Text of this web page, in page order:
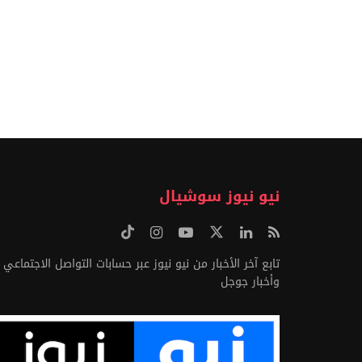
نيو نيوز سوشيال
تابع آخر الأخبار من نيو نيوز عبر حسابات التواصل الاجتماعي
وأخبار جوجل